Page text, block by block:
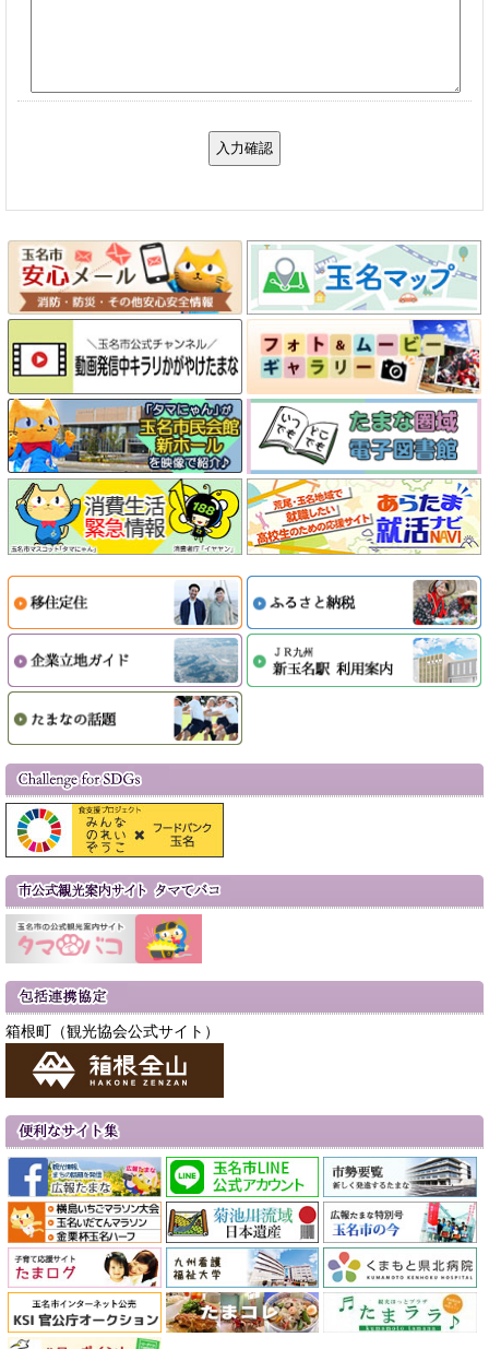
箱根町（観光協会公式サイト）